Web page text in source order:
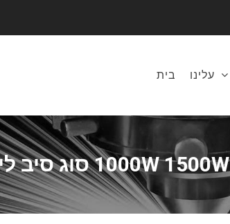
בית עלינו
1000W 1500W סוג סיב לייזר חיתוך מכונת מחיר